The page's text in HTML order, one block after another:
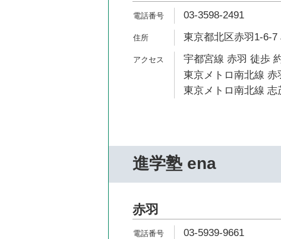
03-3598-2491
東京都北区赤羽1-6-7
宇都宮線 赤羽 徒歩
東京メトロ南北線 赤
東京メトロ南北線 志
進学塾 ena
赤羽
03-5939-9661